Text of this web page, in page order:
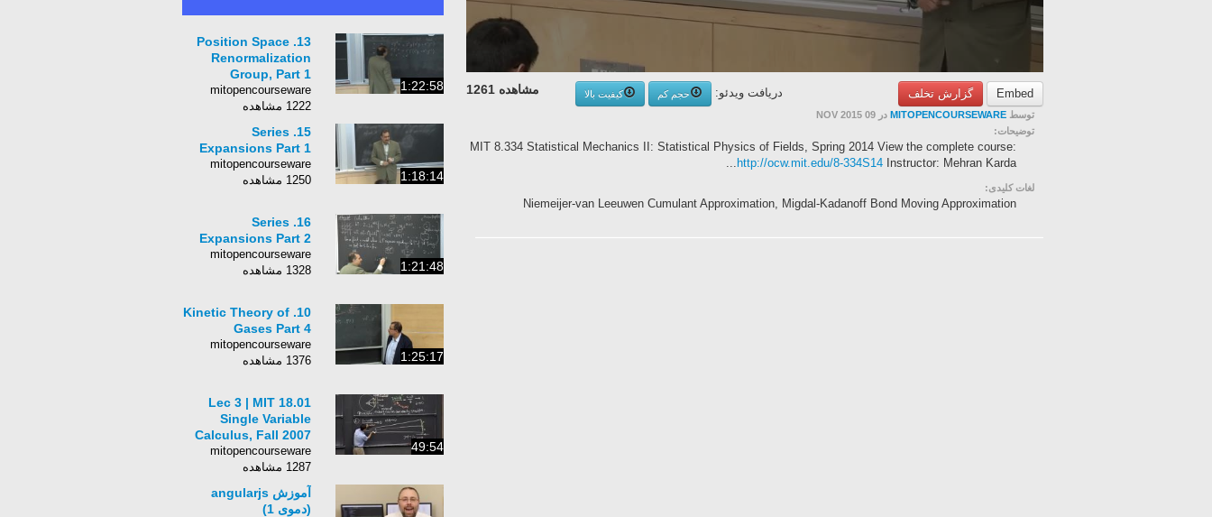
Embed گزارش تخلف مشاهده 1261 دریافت ویدئو: حجم کم
کیفیت بالا
توسط MITOPENCOURSEWARE در 09 NOV 2015
توضیحات:
MIT 8.334 Statistical Mechanics II: Statistical Physics of Fields, Spring 2014 View the complete course:
http://ocw.mit.edu/8-334S14 Instructor: Mehran Karda...
لغات کلیدی:
Niemeijer-van Leeuwen Cumulant Approximation, Migdal-Kadanoff Bond Moving Approximation
1:22:58
13. Position Space
Renormalization
Group, Part 1
mitopencourseware
1222 مشاهده
1:18:14
15. Series
Expansions Part 1
mitopencourseware
1250 مشاهده
1:21:48
16. Series
Expansions Part 2
mitopencourseware
1328 مشاهده
1:25:17
10. Kinetic Theory of
Gases Part 4
mitopencourseware
1376 مشاهده
49:54
Lec 3 | MIT 18.01
Single Variable
Calculus, Fall 2007
mitopencourseware
1287 مشاهده
آموزش angularjs
(دموی 1)